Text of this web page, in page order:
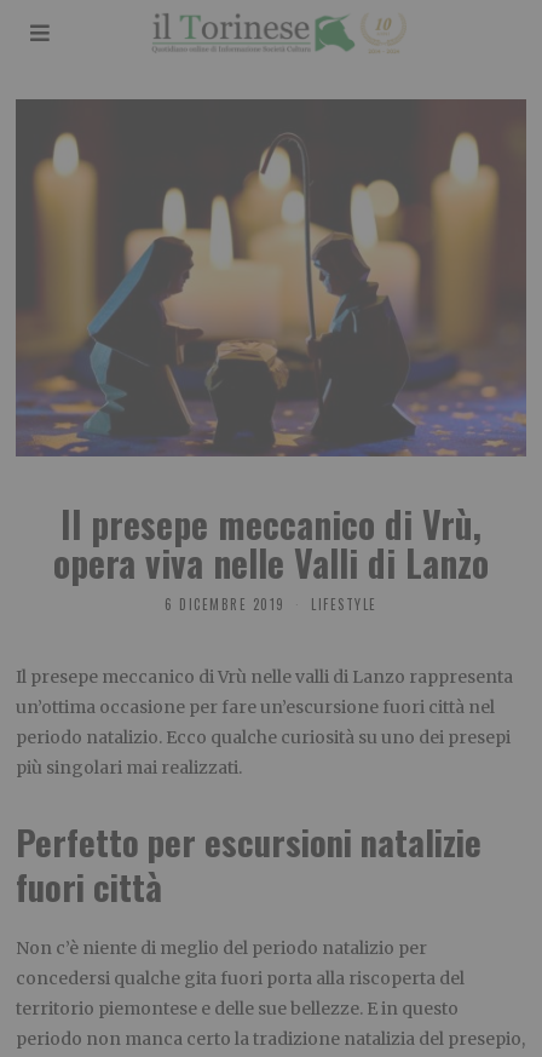
Il presepe meccanico di Vrù,
opera viva nelle Valli di Lanzo
6 DICEMBRE 2019 LIFESTYLE
Il presepe meccanico di Vrù nelle valli di Lanzo rappresenta
un’ottima occasione per fare un’escursione fuori città nel
periodo natalizio. Ecco qualche curiosità su uno dei presepi
più singolari mai realizzati.
Perfetto per escursioni natalizie
fuori città
Non c’è niente di meglio del periodo natalizio per
concedersi qualche gita fuori porta alla riscoperta del
territorio piemontese e delle sue bellezze. E in questo
periodo non manca certo la tradizione natalizia del presepio,